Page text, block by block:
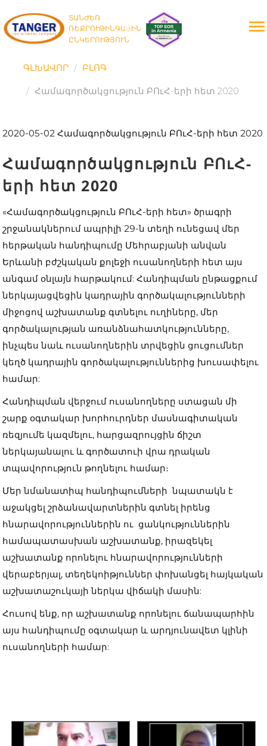
ՏԱՆԺԵՌ
ՌԵՔՐՈՒԹԻՆԳԱՅԻՆ
ԸՆԿԵՐՈՒԹՅՈՒՆ
ԳԼԽԱՎՈՐ ԲԼՈԳ
Համագործակցություն ԲՈւՀ-երի հետ 2020
2020-05-02 Համագործակցություն ԲՈւՀ-երի հետ 2020
Համագործակցություն ԲՈւՀ-
երի հետ 2020
«Համագործակցություն ԲՈւՀ-երի հետ» ծրագրի
շրջանակներում ապրիլի 29-ն տեղի ունեցավ մեր
հերթական հանդիպումը Մեհրաբյանի անվան
Երևանի բժշկական քոլեջի ուսանողների հետ այս
անգամ օնլայն հարթակում: Հանդիպման ընթացքում
ներկայացվեցին կադրային գործակալությունների
միջոցով աշխատանք գտնելու ուղիները, մեր
գործակալության առանձնահատկությունները,
ինչպես նաև ուսանողներին տրվեցին ցուցումներ
կեղծ կադրային գործակալություններից խուսափելու
համար:
Հանդիպման վերջում ուսանողները ստացան մի
շարք օգտակար խորհուրդներ մասնագիտական
ռեզյումե կազմելու, հարցազրույցին ճիշտ
ներկայանալու և գործատուի վրա դրական
տպավորություն թողնելու համար։
Մեր նմանատիպ հանդիպումների նպատակն է
աջակցել շրձանավարտներին գտնել իրենց
հնարավորություններին ու ցանկություններին
համապատասխան աշխատանք, իրազեկել
աշխատանք որոնելու հնարավորությունների
վերաբերյալ, տեղեկոիթյուններ փոխանցել հայկական
աշխատաշուկայի ներկա վիճակի մասին:
Հուսով ենք, որ աշխատանք որոնելու ճանապարհին
այս հանդիպումը օգտակար և արդյունավետ կլինի
ուսանողների համար: